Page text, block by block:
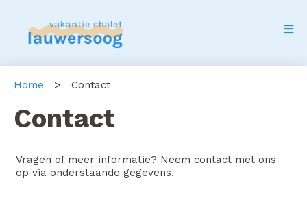
Home > Contact
Contact
Vragen of meer informatie? Neem contact met ons
op via onderstaande gegevens.